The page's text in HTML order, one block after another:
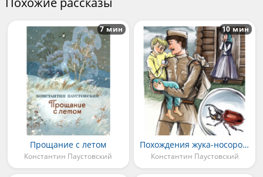
Прощание с летом
Константин Паустовский
7 мин
Похождения жука-носорога
Константин Паустовский
10 мин